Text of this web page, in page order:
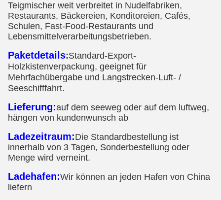
Teigmischer weit verbreitet in Nudelfabriken,
Restaurants, Bäckereien, Konditoreien, Cafés,
Schulen, Fast-Food-Restaurants und
Lebensmittelverarbeitungsbetrieben.
Paketdetails:Standard-Export-
Holzkistenverpackung, geeignet für
Mehrfachübergabe und Langstrecken-Luft- /
Seeschifffahrt.
Lieferung:auf dem seeweg oder auf dem luftweg,
hängen von kundenwunsch ab
Ladezeitraum:Die Standardbestellung ist
innerhalb von 3 Tagen, Sonderbestellung oder
Menge wird verneint.
Ladehafen:Wir können an jeden Hafen von China
liefern